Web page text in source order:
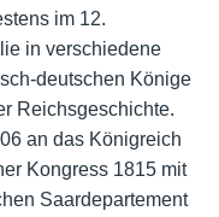
im 12.
in verschiedene
deutschen Könige
Reichsgeschichte.
an das Königreich
Kongress 1815 mit
Saardepartement